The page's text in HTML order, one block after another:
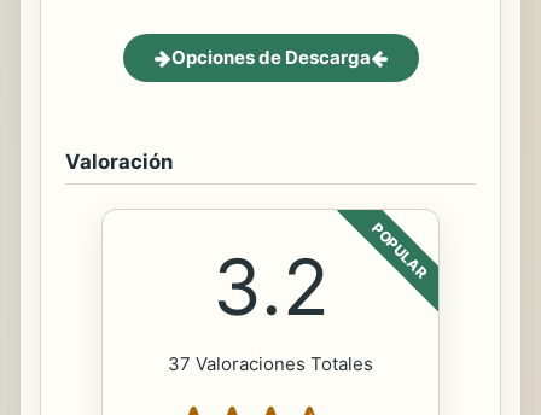
Opciones de Descarga
Valoración
POPULAR
3.2
37 Valoraciones Totales